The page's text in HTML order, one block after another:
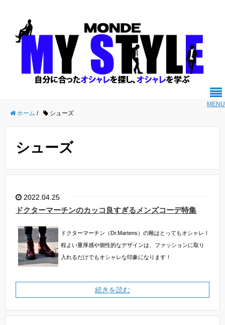
MENU
ホーム / シューズ
シューズ
2022.04.25
ドクターマーチンのカッコ良すぎるメンズコーデ特集
ドクターマーチン（Dr.Martens）の靴はとってもオシャレ！
程よい重厚感や個性的なデザインは、ファッションに取り
入れるだけでもオシャレな印象になります！
続きを読む